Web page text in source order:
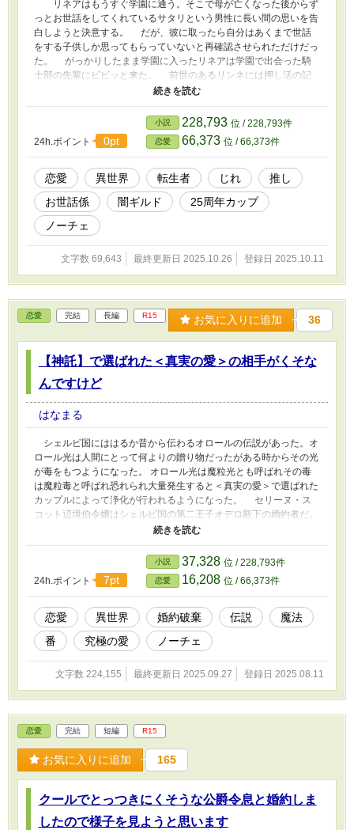
が使えるようになって‥ 異世界妄想世界です。出てくる言葉や品
物など完全に個人のご都合主義です。温かいお気持ちで見守って頂
けると助かります。誤字脱字ご容赦下さい。他のサイトにも投稿し
ています。
リネアはもうすぐ学園に通う。そこで母が亡くなった後からず
っとお世話をしてくれているサタリという男性に長い間の思いを告
白しようと決意する。 だが、彼に取ったら自分はあくまで世話
をする子供しか思ってもらっていないと再確認させられただけだっ
た。 がっかりしたまま学園に入ったリネアは学園で出会った騎
士部の先輩にビビッと来た。 前世のあるリンネには押し活の記
憶があって彼女はサタリの事を忘れるために推し活をしようと決意
する。 サタリはリンネにはいつも協力的で応援してくれるはず
がやたらとうるさくなって、推しに恋愛感情なんかないって言って
も信じてくれなくて。 どうして？私の事好きでもないくせ
に！！ 異世界妄想話ですのでゆるーい目線で楽しんでいただけ
るとうれしいです。 他のサイトにも投稿しています。誤字脱字
ご迷惑おかけしますお許しください。
24h.ポイント 0pt
小説 228,793 位 / 228,793件
恋愛 66,373 位 / 66,373件
恋愛 異世界 転生者 じれ
推し
お世話係
闇ギルド
25周年カップ
ノーチェ
文字数 69,643 最終更新日 2025.10.26 登録日 2025.10.11
恋愛 完結 長編 R15 お気に入りに追加 36
【神託】で選ばれた＜真実の愛＞の相手がくそな
んですけど
はなまる
シェルビ国にははるか昔から伝わるオロールの伝説があった。オ
ロール光は人間にとって何よりの贈り物だったがある時からその光
が毒をもつようになった。 オロール光は魔粒光とも呼ばれその毒
は魔粒毒と呼ばれ恐れられ大量発生すると＜真実の愛＞で選ばれた
カップルによって浄化が行われるようになった。 セリーヌ・ス
コット辺境伯令嬢はシェルビ国の第二王子オデロ殿下の婚約者だ。
ふたりは学園が始まる前に神殿の神粋の儀式で＜真実の愛＞のカ
ップルに選ばれたからだ。 セリーヌはオデロ殿下を見た途端、
彼に感じた事のないときめきを感じてしまった。いわゆる恋に落ち
たのだった。 でも、オデロ殿下はセリーヌを嫌い婚約者ながら
酷い扱いを受けて来た。 そして学園の創立記念パーティーでま
さかの婚約破棄宣言をされる。 そしてその場で倒れセリーヌは
前世を思い出した。それにオデロ殿下が恋しい気持ちなどすっかり
なくなっていた。 それならちょうどいいと婚約破棄を受け入れ
るつもりだったが国王は神殿で選ばれた＜真実の愛＞の相手だから
位置に立つセリーヌだったがオデロ殿下の気持ちは変わるつもりは
に嫌がらせをし始める。 そんなセリーヌに助けを出してくれた
のがオデロ殿下の弟である第三王子のユーゴ殿下だった。 ユー
ゴ殿下は今までほとんど目立たない存在だったのだがなぜかセリー
R１５は保険。 いつものように勝手な妄想異世界です。誤字脱
字お許しください。 他サイトにも投稿しています。
24h.ポイント 7pt
小説 37,328 位 / 228,793件
恋愛 16,208 位 / 66,373件
恋愛 異世界 婚約破棄 伝説
魔法
番
究極の愛 ノーチェ
文字数 224,155 最終更新日 2025.09.27 登録日 2025.08.11
恋愛 完結 短編 R15
お気に入りに追加 165
クールでとっつきにくそうな公爵令息と婚約しま
したので様子を見ようと思います